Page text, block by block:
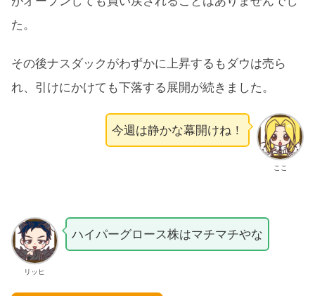
た。
その後ナスダックがわずかに上昇するもダウは売ら
れ、引けにかけても下落する展開が続きました。
ここ
今週は静かな幕開けね！
リッヒ
ハイパーグロース株はマチマチやな